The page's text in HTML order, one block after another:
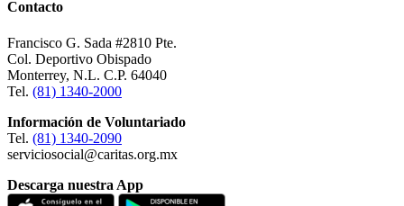
Contacto
Francisco G. Sada #2810 Pte.
Col. Deportivo Obispado
Monterrey, N.L. C.P. 64040
Tel. (81) 1340-2000
Información de Voluntariado
Tel. (81) 1340-2090
serviciosocial@caritas.org.mx
Descarga nuestra App